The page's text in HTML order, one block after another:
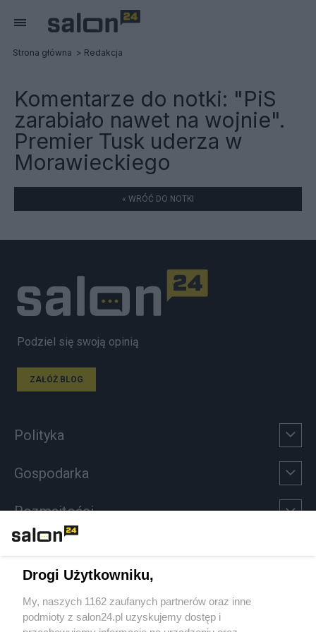
Strona główna Redakcja
Komentarze do notki: "PiS
zarabiało nawet na wojnie".
Premier Tusk uderza w
Morawieckiego
« WRÓĆ DO NOTKI
Podziel się swoją opinią
ZAŁÓŻ BLOG
Polityka
Gospodarka
Rozmaitości
Sport
Społeczeństwo
Drogi Użytkowniku,
My, naszych 1162 zaufanych partnerów oraz inne
podmioty z salon24.pl uzyskujemy dostęp i